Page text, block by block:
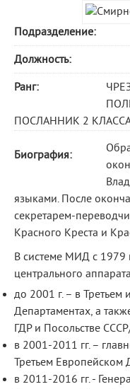
Подразделение:
Должность:
Ранг:
ПОСЛАННИК 2
Биография:
языками. После
секретарем-
Красного Креста и
В системе МИД с 1979
центрального
до 2001 г. – в Третьем
Департаментах, а
ГДР и Посольстве
в 2001-2011 гг. –
Третьем Европейском
в 2011-2016 гг. -